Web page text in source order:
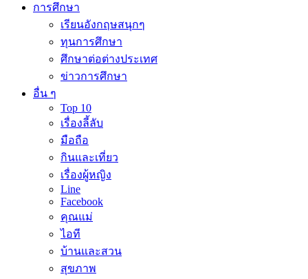
การศึกษา
เรียนอังกฤษสนุกๆ
ทุนการศึกษา
ศึกษาต่อต่างประเทศ
ข่าวการศึกษา
อื่น ๆ
Top 10
เรื่องลี้ลับ
มือถือ
กินและเที่ยว
เรื่องผู้หญิง
Line
Facebook
คุณแม่
ไอที
บ้านและสวน
สุขภาพ